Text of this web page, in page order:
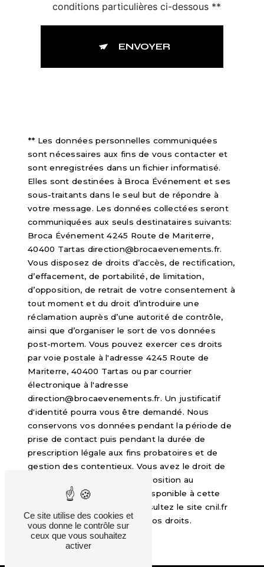
conditions particulières ci-dessous **
ENVOYER
** Les données personnelles communiquées
sont nécessaires aux fins de vous contacter et
sont enregistrées dans un fichier informatisé.
Elles sont destinées à Broca Événement et ses
sous-traitants dans le seul but de répondre à
votre message. Les données collectées seront
communiquées aux seuls destinataires suivants:
Broca Événement 4245 Route de Mariterre,
40400 Tartas direction@brocaevenements.fr.
Vous disposez de droits d’accès, de rectification,
d’effacement, de portabilité, de limitation,
d’opposition, de retrait de votre consentement à
tout moment et du droit d’introduire une
réclamation auprès d’une autorité de contrôle,
ainsi que d’organiser le sort de vos données
post-mortem. Vous pouvez exercer ces droits
par voie postale à l'adresse 4245 Route de
Mariterre, 40400 Tartas ou par courrier
électronique à l'adresse
direction@brocaevenements.fr. Un justificatif
d'identité pourra vous être demandé. Nous
conservons vos données pendant la période de
prise de contact puis pendant la durée de
prescription légale aux fins probatoires et de
gestion des contentieux. Vous avez le droit de
vous inscrire sur la liste d'opposition au
démarchage téléphonique, disponible à cette
. Consultez le site cnil.fr
pour plus d’informations sur vos droits.
Ce site utilise des cookies et
vous donne le contrôle sur
ceux que vous souhaitez
activer